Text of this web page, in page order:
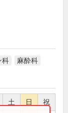
科 麻酔科
土 日 祝